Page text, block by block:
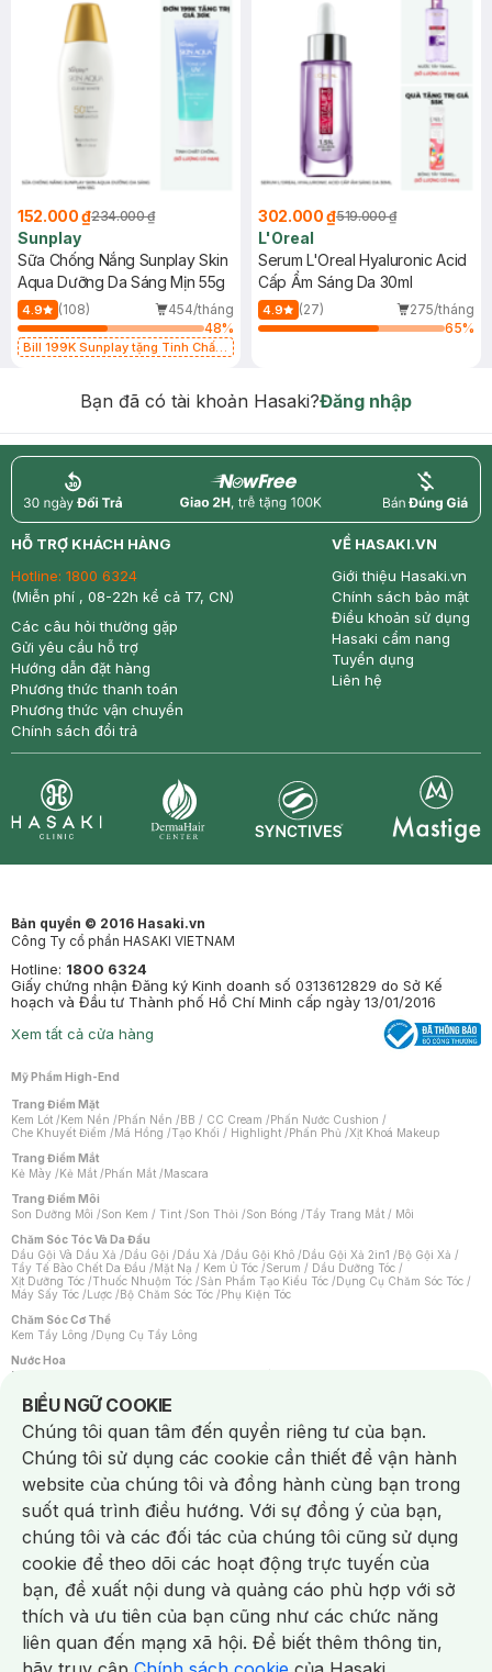
152.000 ₫234.000 ₫
Sunplay
Sữa Chống Nắng Sunplay Skin
Aqua Dưỡng Da Sáng Mịn 55g
4.9 (108)
454/tháng
48%
Bill 199K Sunplay tặng Tinh Chất
302.000 ₫519.000 ₫
L'Oreal
Serum L'Oreal Hyaluronic Acid
Cấp Ẩm Sáng Da 30ml
4.9 (27)
275/tháng
65%
Bạn đã có tài khoản Hasaki?Đăng nhập
return nowfree price
HỖ TRỢ KHÁCH HÀNG
Hotline: 1800 6324
(Miễn phí , 08-22h kể cả T7, CN)
Các câu hỏi thường gặp
Gửi yêu cầu hỗ trợ
Hướng dẫn đặt hàng
Phương thức thanh toán
Phương thức vận chuyển
Chính sách đổi trả
VỀ HASAKI.VN
Giới thiệu Hasaki.vn
Chính sách bảo mật
Điều khoản sử dụng
Hasaki cẩm nang
Tuyển dụng
Liên hệ
Bản quyền © 2016 Hasaki.vn
Công Ty cổ phần HASAKI VIETNAM
Hotline: 1800 6324
Giấy chứng nhận Đăng ký Kinh doanh số 0313612829 do Sở Kế
hoạch và Đầu tư Thành phố Hồ Chí Minh cấp ngày 13/01/2016
Xem tất cả cửa hàng
Mỹ Phẩm High-End
Trang Điểm Mặt
Kem Lót /Kem Nền /Phấn Nền /BB / CC Cream /Phấn Nước Cushion /
Che Khuyết Điểm /Má Hồng /Tạo Khối / Highlight /Phấn Phủ /Xịt Khoá Makeup
Trang Điểm Mắt
Kẻ Mày /Kẻ Mắt /Phấn Mắt /Mascara
Trang Điểm Môi
Son Dưỡng Môi /Son Kem / Tint /Son Thỏi /Son Bóng /Tẩy Trang Mắt / Môi
Chăm Sóc Tóc Và Da Đầu
Dầu Gội Và Dầu Xả /Dầu Gội /Dầu Xả /Dầu Gội Khô /Dầu Gội Xả 2in1 /Bộ Gội Xả /
Tẩy Tế Bào Chết Da Đầu /Mặt Nạ / Kem Ủ Tóc /Serum / Dầu Dưỡng Tóc /
Xịt Dưỡng Tóc /Thuốc Nhuộm Tóc /Sản Phẩm Tạo Kiểu Tóc /Dụng Cụ Chăm Sóc Tóc /
Máy Sấy Tóc /Lược /Bộ Chăm Sóc Tóc /Phụ Kiện Tóc
Chăm Sóc Cơ Thể
Kem Tẩy Lông /Dụng Cụ Tẩy Lông
Nước Hoa
Nước Hoa Nữ
Chăm Sóc Cá Nhân
Chống Muỗi /Khẩu Trang /Máy Massage/Mặt Nạ Xông Hơi /Nước Rửa Tay/
Sản Phẩm Chăm Sóc Khác /Bàn Chải Đánh Răng /Bàn Chải Điện/
Hỗ Trợ Trắng Răng/Kem Đánh Răng /Máy Tăm Nước/ Nước Súc Miệng/
Tăm / Chỉ Nha Khoa/ Xịt Thơm Miệng / Dung Dịch Vệ Sinh/Dưỡng Vùng Kín/
Khăn Ướt Vệ Sinh Vùng Kín/Băng Vệ Sinh/Tampon/Bọt Cạo Râu /Dao Cạo Râu/
Máy Cạo Râu
Vấn Đề Về Da
Da Dầu / Lỗ Chân Lông To/ Da Khô / Mất Nước/ Da Lão Hóa/ Da Mụn/
Da Nhạy Cảm / Kích Ứng
Da Xỉn Màu Thâm / Nám / Tàn Nhang
Quầng Thâm & Bọng Mắt /Sẹo /Viêm Da Cơ Địa
Dụng Cụ / Phụ Kiện Chăm Sóc Da
Bông Tẩy Trang
Khăn Lau Mặt Khô Dụng Cụ / Máy Rửa Mặt Máy Chăm Sóc Da
Dụng Cụ Chăm Sóc Khác
BIỂU NGỮ COOKIE
Notice about cookies usage
Chúng tôi quan tâm đến quyền riêng tư của bạn.
Chúng tôi sử dụng các cookie cần thiết để vận hành
website của chúng tôi và đồng hành cùng bạn trong
suốt quá trình điều hướng. Với sự đồng ý của bạn,
chúng tôi và các đối tác của chúng tôi cũng sử dụng
cookie để theo dõi các hoạt động trực tuyến của
bạn, đề xuất nội dung và quảng cáo phù hợp với sở
thích và ưu tiên của bạn cũng như các chức năng
liên quan đến mạng xã hội. Để biết thêm thông tin,